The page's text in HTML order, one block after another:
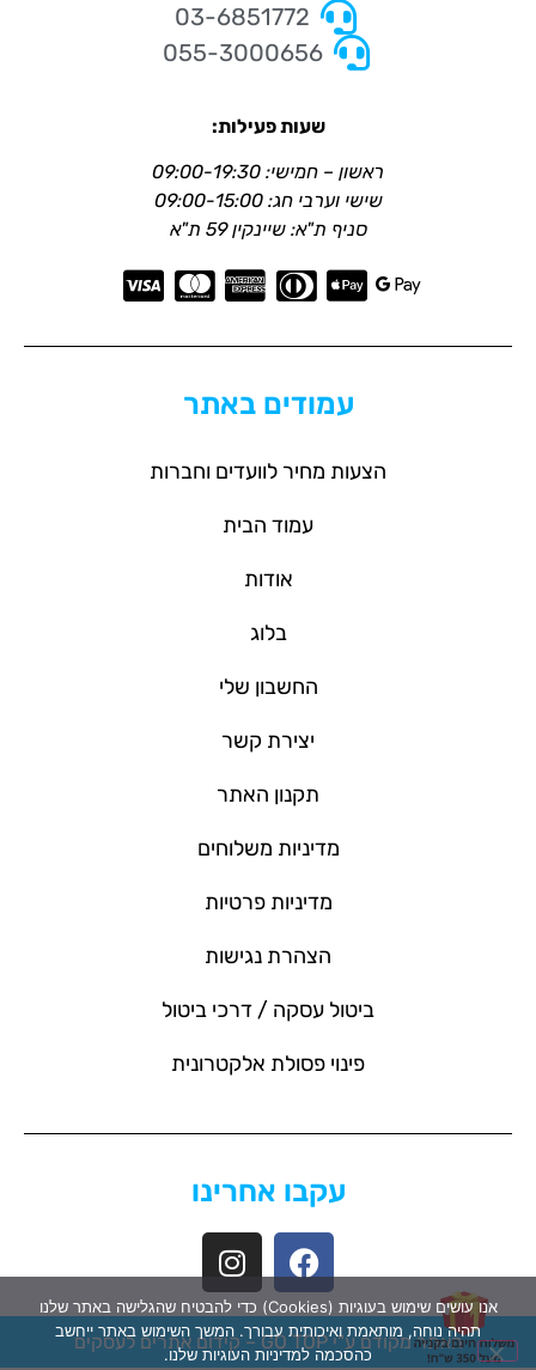
03-6851772
055-3000656
שעות פעילות:
ראשון – חמישי: 09:00-19:30
שישי וערבי חג: 09:00-15:00
סניף ת"א: שיינקין 59 ת"א
עמודים באתר
הצעות מחיר לוועדים וחברות
עמוד הבית
אודות
בלוג
החשבון שלי
יצירת קשר
תקנון האתר
מדיניות משלוחים
מדיניות פרטיות
הצהרת נגישות
ביטול עסקה / דרכי ביטול
פינוי פסולת אלקטרונית
עקבו אחרינו
האתר מקודם ע"י GO TOP – קידום אתרים לעסקים
אנו עושים שימוש בעוגיות (Cookies) כדי להבטיח שהגלישה באתר שלנו
תהיה נוחה, מותאמת ואיכותית עבורך. המשך השימוש באתר ייחשב
כהסכמה למדיניות העוגיות שלנו.